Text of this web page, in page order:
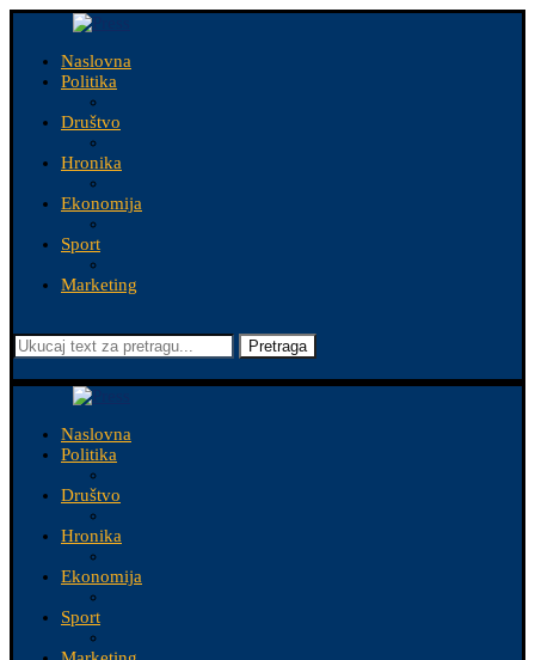
Naslovna
Politika
Društvo
Hronika
Ekonomija
Sport
Marketing
Pretraga
Naslovna
Politika
Društvo
Hronika
Ekonomija
Sport